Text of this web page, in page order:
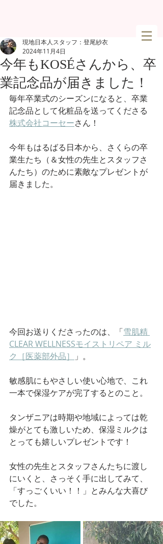
今年もKOSÉさんから、卒
業記念品が届きました！
現地日本人スタッフ：登尾紗衣
2024年11月4日
毎年卒業式のシーズンになると、卒業
記念品として化粧品を送ってくださる
株式会社コーセーさん！
今年もはるばる日本から、さくらの卒
業生たち（＆女性の先生とスタッフさ
んたち）のために素敵なプレゼントが
届きました。
今回お送りくださったのは、「雪肌精
CLEAR WELLNESSモイストリペア ミル
ク［医薬部外品］
」。
敏感肌にもやさしい使い心地で、これ
一本で保湿ケアが完了するとのこと。
タンザニアは時期や地域によっては乾
燥がとても激しいため、保湿ミルクは
とっても嬉しいプレゼントです！
女性の先生とスタッフさんたちに渡し
にいくと、さっそく手に出してみて、
「すっごくいい！！」とみんな大喜び
でした。